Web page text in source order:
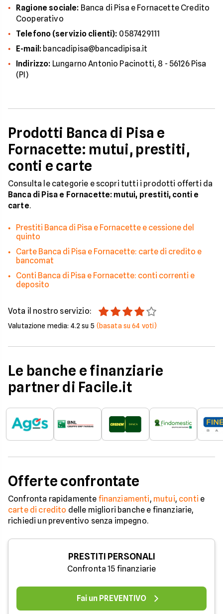
Ragione sociale: Banca di Pisa e Fornacette Credito
Cooperativo
Telefono (servizio clienti): 0587429111
E-mail: bancadipisa@bancadipisa.it
Indirizzo: Lungarno Antonio Pacinotti, 8 - 56126 Pisa
(PI)
Prodotti Banca di Pisa e
Fornacette: mutui, prestiti,
conti e carte
Consulta le categorie e scopri tutti i prodotti offerti da
Banca di Pisa e Fornacette: mutui, prestiti, conti e
carte.
Prestiti Banca di Pisa e Fornacette e cessione del
quinto
Carte Banca di Pisa e Fornacette: carte di credito e
bancomat
Conti Banca di Pisa e Fornacette: conti correnti e
deposito
Vota il nostro servizio:
Valutazione media: 4.2 su 5 (basata su64 voti)
Le banche e finanziarie
partner di Facile.it
Offerte confrontate
Confronta rapidamente finanziamenti, mutui, conti e
carte di credito delle migliori banche e finanziarie,
richiedi un preventivo senza impegno.
PRESTITI PERSONALI
Confronta 15 finanziarie
Fai un PREVENTIVO